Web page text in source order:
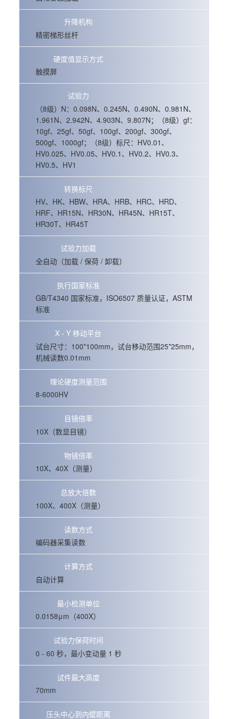
升降机构
精密梯形丝杆
硬度值显示方式
触摸屏
试验力
（8级）N：0.098N、0.245N、0.490N、0.981N、
1.961N、2.942N、4.903N、9.807N；（8级）gf：
10gf、25gf、50gf、100gf、200gf、300gf、
500gf、1000gf；（8级）标尺：HV0.01、
HV0.025、HV0.05、HV0.1、HV0.2、HV0.3、
HV0.5、HV1
转换标尺
HV、HK、HBW、HRA、HRB、HRC、HRD、
HRF、HR15N、HR30N、HR45N、HR15T、
HR30T、HR45T
试验力加载
全自动（加载 / 保荷 / 卸载）
执行国家标准
GB/T4340 国家标准，ISO6507 质量认证，ASTM
标准
X - Y 移动平台
试台尺寸：100*100mm，试台移动范围25*25mm，
机械读数0.01mm
理论硬度测量范围
8-6000HV
目镜倍率
10X（数显目镜）
物镜倍率
10X、40X（测量）
总放大倍数
100X、400X（测量）
读数方式
编码器采集读数
计算方式
自动计算
最小检测单位
0.0158μm（400X）
试验力保荷时间
0 - 60 秒，最小变动量 1 秒
试件最大高度
70mm
压头中心到内壁距离